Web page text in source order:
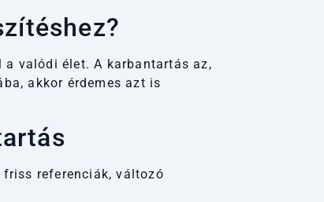
a valódi élet. A karbantartás az,
akkor érdemes azt is
referenciák, változó